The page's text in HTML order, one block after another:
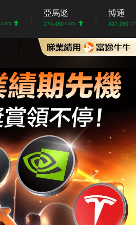
亞馬遜
274.480 0.82%
博通
427.760 1.71%